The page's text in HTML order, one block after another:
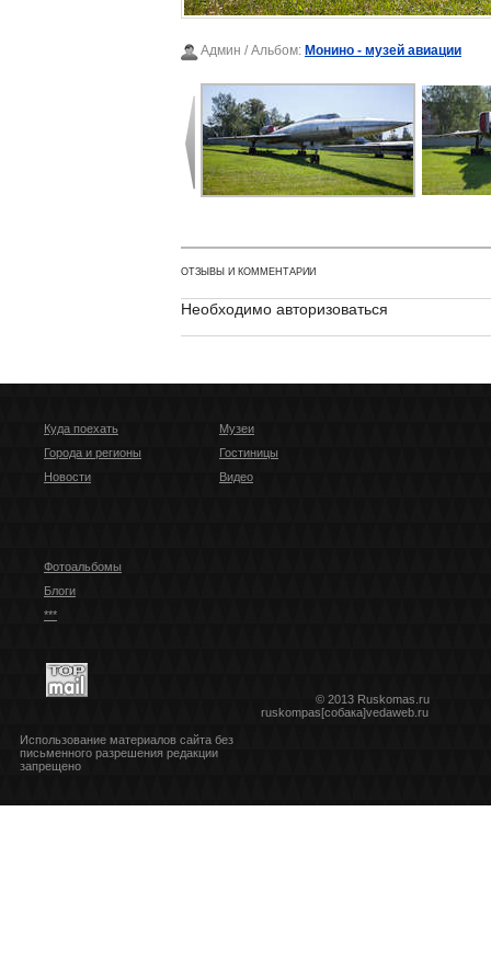
Админ / Альбом: Монино - музей авиации
ОТЗЫВЫ И КОММЕНТАРИИ
Необходимо авторизоваться
Куда поехать
Города и регионы
Новости
Музеи
Гостиницы
Видео
Фотоальбомы
Блоги
***
© 2013 Ruskomas.ru
ruskompas[собака]vedaweb.ru
Использование материалов сайта без
письменного разрешения редакции
запрещено